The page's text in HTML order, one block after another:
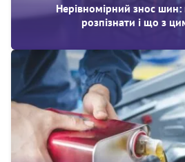
Нерівномірний знос шин:
розпізнати і що з